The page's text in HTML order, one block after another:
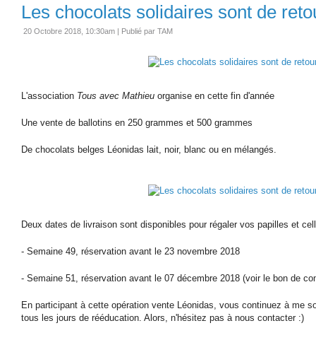
Les chocolats solidaires sont de
20 Octobre 2018, 10:30am | Publié par TAM
L'association Tous avec Mathieu organise en cette fin d'année
Une vente de ballotins en 250 grammes et 500 grammes
De chocolats belges Léonidas lait, noir, blanc ou en mélangés.
Deux dates de livraison sont disponibles pour régaler vos papilles et
- Semaine 49, réservation avant le 23 novembre 2018
- Semaine 51, réservation avant le 07 décembre 2018 (voir le bon de
En participant à cette opération vente Léonidas, vous continuez à me
tous les jours de rééducation. Alors, n'hésitez pas à nous contacter :)